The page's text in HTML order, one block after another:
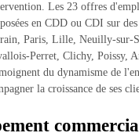
Les 23 offres
en CDD ou CDI sur
Paris, Lille, Neuilly-sur-
Perret, Clichy, Poissy,
du dynamisme de
la croissance de ses